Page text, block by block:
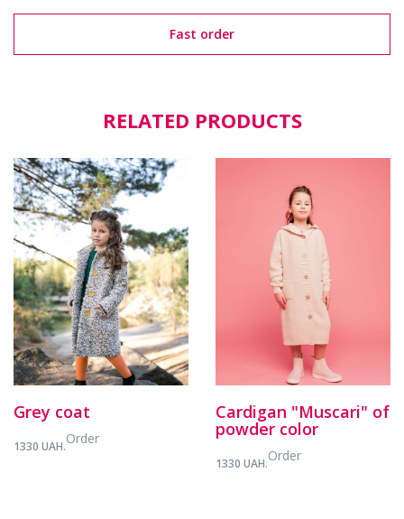
Fast order
RELATED PRODUCTS
Grey coat
1330 UAH.Order
Cardigan "Muscari" of
powder color
1330 UAH.Order